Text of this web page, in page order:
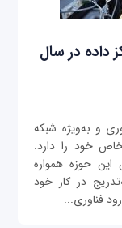
داده در سال
و به‌ویژه شبکه
خود را دارد.
حوزه همواره
در کار خود
فناوری‌...